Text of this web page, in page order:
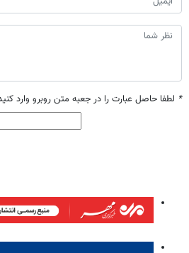
* لطفا حاصل عبارت را در جعبه متن روبرو وارد